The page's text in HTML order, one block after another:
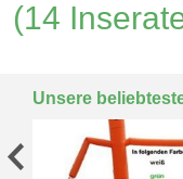
(14
Unsere